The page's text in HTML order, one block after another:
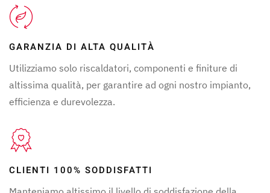
GARANZIA DI ALTA QUALITÀ
Utilizziamo solo riscaldatori, componenti e finiture di
altissima qualità, per garantire ad ogni nostro impianto,
efficienza e durevolezza.
CLIENTI 100% SODDISFATTI